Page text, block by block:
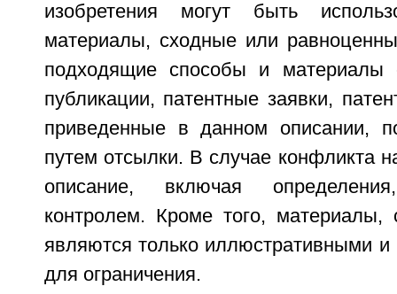
изобретения могут быть
материалы, сходные или
подходящие способы и
публикации, патентные заявки,
приведенные в данном описании,
путем отсылки. В случае конфликта
описание, включая
контролем. Кроме того,
являются только иллюстративными и
для ограничения.